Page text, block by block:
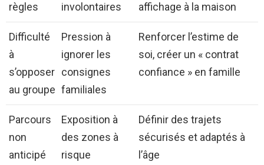
règles
involontaires
affichage à la maison
Difficulté
à
s’opposer
au groupe
Pression à
ignorer les
consignes
familiales
Renforcer l’estime de
soi, créer un « contrat
confiance » en famille
Parcours
non
anticipé
Exposition à
des zones à
risque
Définir des trajets
sécurisés et adaptés à
l’âge